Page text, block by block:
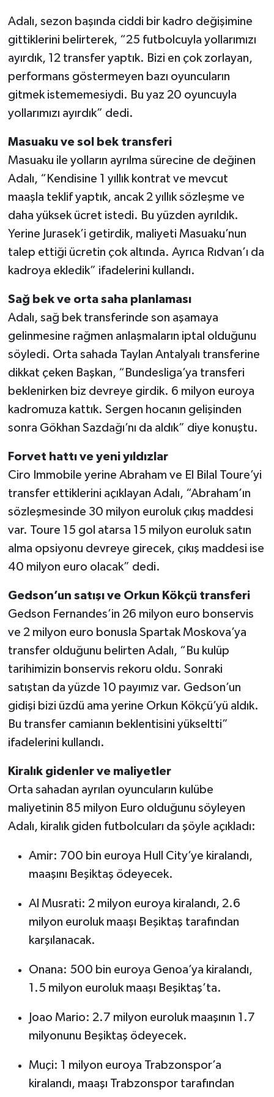
Adalı, sezon başında ciddi bir kadro değişimine
gittiklerini belirterek, “25 futbolcuyla yollarımızı
ayırdık, 12 transfer yaptık. Bizi en çok zorlayan,
performans göstermeyen bazı oyuncuların
gitmek istememesiydi. Bu yaz 20 oyuncuyla
yollarımızı ayırdık” dedi.
Masuaku ve sol bek transferi
Masuaku ile yolların ayrılma sürecine de değinen
Adalı, “Kendisine 1 yıllık kontrat ve mevcut
maaşla teklif yaptık, ancak 2 yıllık sözleşme ve
daha yüksek ücret istedi. Bu yüzden ayrıldık.
Yerine Jurasek’i getirdik, maliyeti Masuaku’nun
talep ettiği ücretin çok altında. Ayrıca Rıdvan’ı da
kadroya ekledik” ifadelerini kullandı.
Sağ bek ve orta saha planlaması
Adalı, sağ bek transferinde son aşamaya
gelinmesine rağmen anlaşmaların iptal olduğunu
söyledi. Orta sahada Taylan Antalyalı transferine
dikkat çeken Başkan, “Bundesliga’ya transferi
beklenirken biz devreye girdik. 6 milyon euroya
kadromuza kattık. Sergen hocanın gelişinden
sonra Gökhan Sazdağı’nı da aldık” diye konuştu.
Forvet hattı ve yeni yıldızlar
Ciro Immobile yerine Abraham ve El Bilal Toure’yi
transfer ettiklerini açıklayan Adalı, “Abraham’ın
sözleşmesinde 30 milyon euroluk çıkış maddesi
var. Toure 15 gol atarsa 15 milyon euroluk satın
alma opsiyonu devreye girecek, çıkış maddesi ise
40 milyon euro olacak” dedi.
Gedson’un satışı ve Orkun Kökçü transferi
Gedson Fernandes’in 26 milyon euro bonservis
ve 2 milyon euro bonusla Spartak Moskova’ya
transfer olduğunu belirten Adalı, “Bu kulüp
tarihimizin bonservis rekoru oldu. Sonraki
satıştan da yüzde 10 payımız var. Gedson’un
gidişi bizi üzdü ama yerine Orkun Kökçü’yü aldık.
Bu transfer camianın beklentisini yükseltti”
ifadelerini kullandı.
Kiralık gidenler ve maliyetler
Orta sahadan ayrılan oyuncuların kulübe
maliyetinin 85 milyon Euro olduğunu söyleyen
Adalı, kiralık giden futbolcuları da şöyle açıkladı:
Amir: 700 bin euroya Hull City’ye kiralandı,
maaşını Beşiktaş ödeyecek.
Al Musrati: 2 milyon euroya kiralandı, 2.6
milyon euroluk maaşı Beşiktaş tarafından
karşılanacak.
Onana: 500 bin euroya Genoa’ya kiralandı,
1.5 milyon euroluk maaşı Beşiktaş’ta.
Joao Mario: 2.7 milyon euroluk maaşının 1.7
milyonunu Beşiktaş ödeyecek.
Muçi: 1 milyon euroya Trabzonspor’a
kiralandı, maaşı Trabzonspor tarafından
Yerel